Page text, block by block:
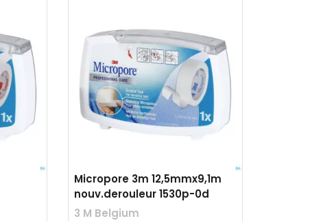
Micropore 3m 12,5mmx9,1m
nouv.derouleur 1530p-0d
3 M Belgium